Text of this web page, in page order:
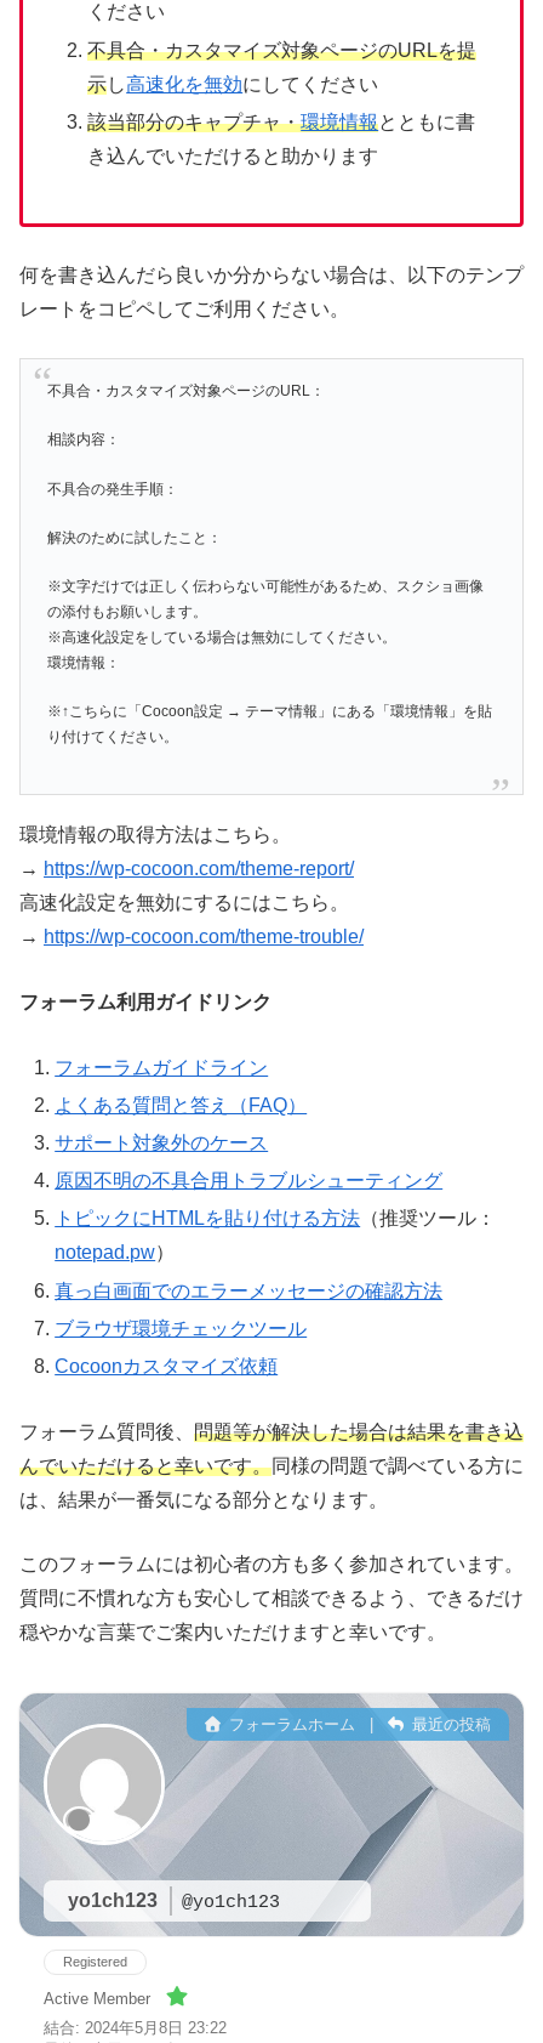
ください
不具合・カスタマイズ対象ページのURLを提
示し高速化を無効にしてください
該当部分のキャプチャ・環境情報とともに書
き込んでいただけると助かります
何を書き込んだら良いか分からない場合は、以下のテンプ
レートをコピペしてご利用ください。
不具合・カスタマイズ対象ページのURL：
相談内容：
不具合の発生手順：
解決のために試したこと：
※文字だけでは正しく伝わらない可能性があるため、スクショ画像
の添付もお願いします。
※高速化設定をしている場合は無効にしてください。
環境情報：
※↑こちらに「Cocoon設定 → テーマ情報」にある「環境情報」を貼
り付けてください。
環境情報の取得方法はこちら。
→ https://wp-cocoon.com/theme-report/
高速化設定を無効にするにはこちら。
→ https://wp-cocoon.com/theme-trouble/
フォーラム利用ガイドリンク
フォーラムガイドライン
よくある質問と答え（FAQ）
サポート対象外のケース
原因不明の不具合用トラブルシューティング
トピックにHTMLを貼り付ける方法 （推奨ツール：
notepad.pw）
真っ白画面でのエラーメッセージの確認方法
ブラウザ環境チェックツール
Cocoonカスタマイズ依頼
フォーラム質問後、 問題等が解決した場合は結果を書き込
んでいただけると幸いです。同様の問題で調べている方に
は、結果が一番気になる部分となります。
このフォーラムには初心者の方も多く参加されています。
質問に不慣れな方も安心して相談できるよう、できるだけ
穏やかな言葉でご案内いただけますと幸いです。
yo1ch123 @yo1ch123
フォーラムホーム | 最近の投稿
Registered
Active Member
結合: 2024年5月8日 23:22